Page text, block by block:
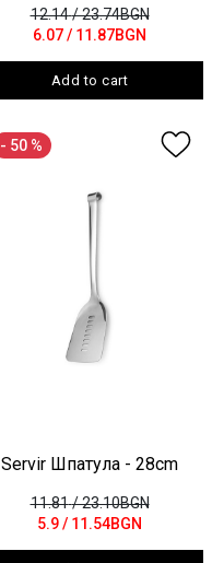
12.14/ 23.74BGN
6.07/ 11.87BGN
Add to cart
- 50 %
Servir Шпатула - 28cm
11.81/ 23.10BGN
5.9/ 11.54BGN